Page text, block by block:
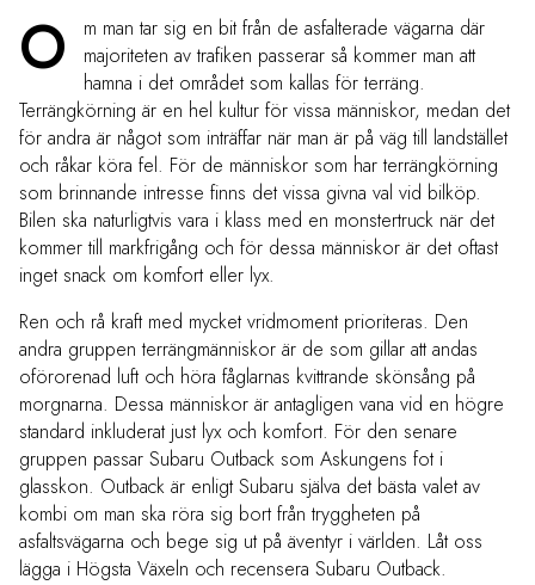
O
m man tar sig en bit från de asfalterade vägarna där
majoriteten av trafiken passerar så kommer man att
hamna i det området som kallas för terräng.
Terrängkörning är en hel kultur för vissa människor, medan det
för andra är något som inträffar när man är på väg till landstället
och råkar köra fel. För de människor som har terrängkörning
som brinnande intresse finns det vissa givna val vid bilköp.
Bilen ska naturligtvis vara i klass med en monstertruck när det
kommer till markfrigång och för dessa människor är det oftast
inget snack om komfort eller lyx.
Ren och rå kraft med mycket vridmoment prioriteras. Den
andra gruppen terrängmänniskor är de som gillar att andas
oförorenad luft och höra fåglarnas kvittrande skönsång på
morgnarna. Dessa människor är antagligen vana vid en högre
standard inkluderat just lyx och komfort. För den senare
gruppen passar Subaru Outback som Askungens fot i
glasskon. Outback är enligt Subaru själva det bästa valet av
kombi om man ska röra sig bort från tryggheten på
asfaltsvägarna och bege sig ut på äventyr i världen. Låt oss
lägga i Högsta Växeln och recensera Subaru Outback.